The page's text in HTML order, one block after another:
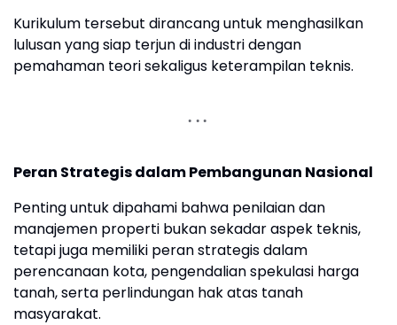
Kurikulum tersebut dirancang untuk menghasilkan
lulusan yang siap terjun di industri dengan
pemahaman teori sekaligus keterampilan teknis.
Peran Strategis dalam Pembangunan Nasional
Penting untuk dipahami bahwa penilaian dan
manajemen properti bukan sekadar aspek teknis,
tetapi juga memiliki peran strategis dalam
perencanaan kota, pengendalian spekulasi harga
tanah, serta perlindungan hak atas tanah
masyarakat.